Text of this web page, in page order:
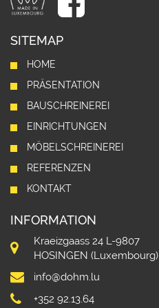
SITEMAP
HOME
PRÄSENTATION
BAUSCHREINEREI
EINRICHTUNGEN
MÖBELSCHREINEREI
REFERENZEN
KONTAKT
INFORMATION
Kraeizgaass 24 L-9807
HOSINGEN (Luxembourg)
info@dohm.lu
+352 92.13.64